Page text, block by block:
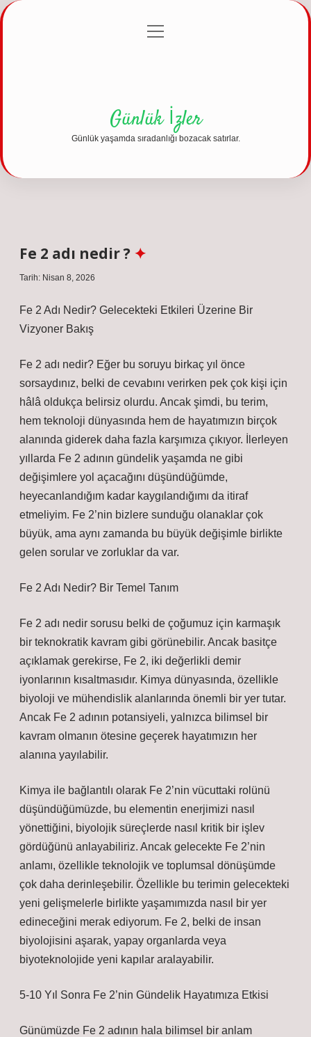
Gizlilik Politikası
menüyü
Günlük İzler
Günlük yaşamda sıradanlığı bozacak satırlar.
Fe 2 adı nedir ?
Tarih: Nisan 8, 2026
Fe 2 Adı Nedir? Gelecekteki Etkileri Üzerine Bir
Vizyoner Bakış
Fe 2 adı nedir? Eğer bu soruyu birkaç yıl önce
sorsaydınız, belki de cevabını verirken pek çok kişi için
hâlâ oldukça belirsiz olurdu. Ancak şimdi, bu terim,
hem teknoloji dünyasında hem de hayatımızın birçok
alanında giderek daha fazla karşımıza çıkıyor. İlerleyen
yıllarda Fe 2 adının gündelik yaşamda ne gibi
değişimlere yol açacağını düşündüğümde,
heyecanlandığım kadar kaygılandığımı da itiraf
etmeliyim. Fe 2’nin bizlere sunduğu olanaklar çok
büyük, ama aynı zamanda bu büyük değişimle birlikte
gelen sorular ve zorluklar da var.
Fe 2 Adı Nedir? Bir Temel Tanım
Fe 2 adı nedir sorusu belki de çoğumuz için karmaşık
bir teknokratik kavram gibi görünebilir. Ancak basitçe
açıklamak gerekirse, Fe 2, iki değerlikli demir
iyonlarının kısaltmasıdır. Kimya dünyasında, özellikle
biyoloji ve mühendislik alanlarında önemli bir yer tutar.
Ancak Fe 2 adının potansiyeli, yalnızca bilimsel bir
kavram olmanın ötesine geçerek hayatımızın her
alanına yayılabilir.
Kimya ile bağlantılı olarak Fe 2’nin vücuttaki rolünü
düşündüğümüzde, bu elementin enerjimizi nasıl
yönettiğini, biyolojik süreçlerde nasıl kritik bir işlev
gördüğünü anlayabiliriz. Ancak gelecekte Fe 2’nin
anlamı, özellikle teknolojik ve toplumsal dönüşümde
çok daha derinleşebilir. Özellikle bu terimin gelecekteki
yeni gelişmelerle birlikte yaşamımızda nasıl bir yer
edineceğini merak ediyorum. Fe 2, belki de insan
biyolojisini aşarak, yapay organlarda veya
biyoteknolojide yeni kapılar aralayabilir.
5-10 Yıl Sonra Fe 2’nin Gündelik Hayatımıza Etkisi
Günümüzde Fe 2 adının hala bilimsel bir anlam